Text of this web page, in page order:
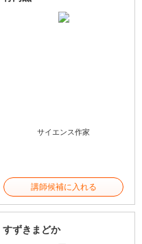
サイエンス作家
講師候補に入れる
すずきまどか